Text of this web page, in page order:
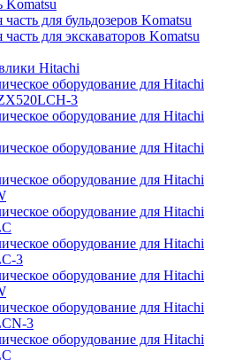
Komatsu
часть для бульдозеров Komatsu
часть для экскаваторов Komatsu
Hitachi
оборудование для Hitachi
3
оборудование для Hitachi
оборудование для Hitachi
оборудование для Hitachi
оборудование для Hitachi
оборудование для Hitachi
3
оборудование для Hitachi
оборудование для Hitachi
3
оборудование для Hitachi